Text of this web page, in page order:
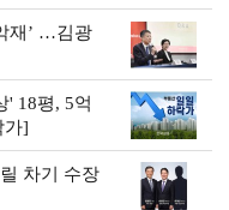
재’ …김광
' 18평, 5억
가]
차기 수장